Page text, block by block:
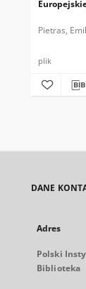
Pietras,
plik
DANE
Adres
Polski
Biblioteka